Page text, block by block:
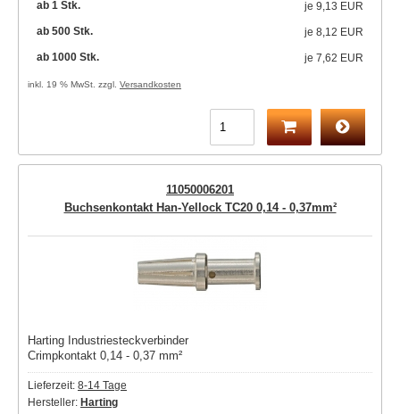
ab 1 Stk. je 9,13 EUR
ab 500 Stk.
je 8,12 EUR
ab 1000 Stk.
je 7,62 EUR
inkl. 19 % MwSt. zzgl. Versandkosten
11050006201
Buchsenkontakt Han-Yellock TC20 0,14 - 0,37mm²
Harting Industriesteckverbinder
Crimpkontakt 0,14 - 0,37 mm²
Lieferzeit: 8-14 Tage
Hersteller: Harting